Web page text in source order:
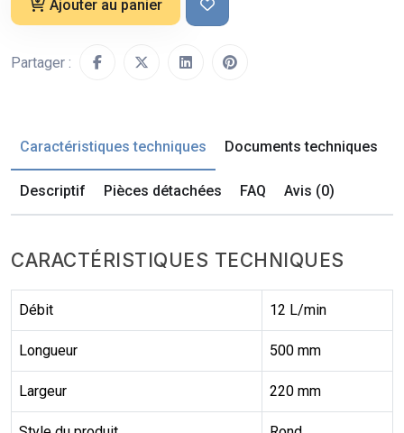
Ajouter au panier
Partager :
Caractéristiques techniques Documents techniques
Descriptif Pièces détachées FAQ Avis (0)
CARACTÉRISTIQUES TECHNIQUES
Débit 12 L/min
Longueur 500 mm
Largeur 220 mm